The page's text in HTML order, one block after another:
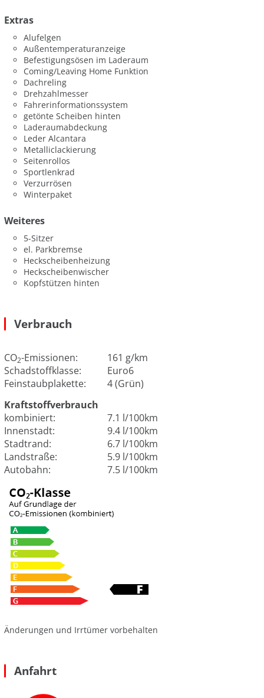
Extras
Alufelgen
Außentemperaturanzeige
Befestigungsösen im Laderaum
Coming/Leaving Home Funktion
Dachreling
Drehzahlmesser
Fahrerinformationssystem
getönte Scheiben hinten
Laderaumabdeckung
Leder Alcantara
Metalliclackierung
Seitenrollos
Sportlenkrad
Verzurrösen
Winterpaket
Weiteres
5-Sitzer
el. Parkbremse
Heckscheibenheizung
Heckscheibenwischer
Kopfstützen hinten
Verbrauch
CO2-Emissionen:
161 g/km
Schadstoffklasse:
Euro6
Feinstaubplakette:
4 (Grün)
Kraftstoffverbrauch
kombiniert:
7.1 l/100km
Innenstadt:
9.4 l/100km
Stadtrand:
6.7 l/100km
Landstraße:
5.9 l/100km
Autobahn:
7.5 l/100km
Änderungen und Irrtümer vorbehalten
Anfahrt